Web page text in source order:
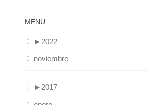
MENU
► 2022
noviembre
► 2017